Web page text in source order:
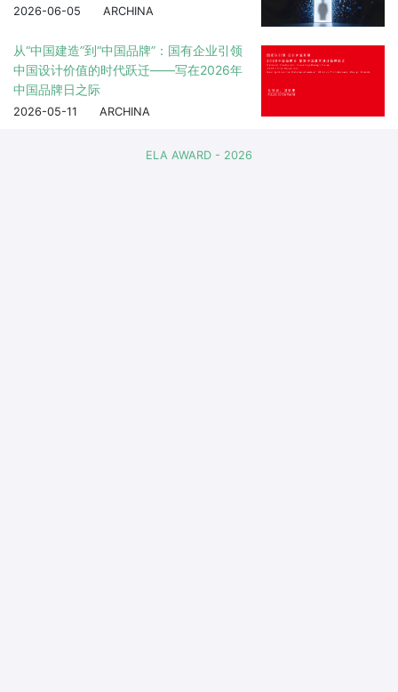
2026-06-05 ARCHINA
从“中国建造”到“中国品牌”：国有企业引领
中国设计价值的时代跃迁——写在2026年
中国品牌日之际
2026-05-11 ARCHINA
ELA AWARD - 2026